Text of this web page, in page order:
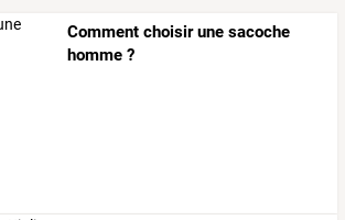
Comment choisir une sacoche
homme ?